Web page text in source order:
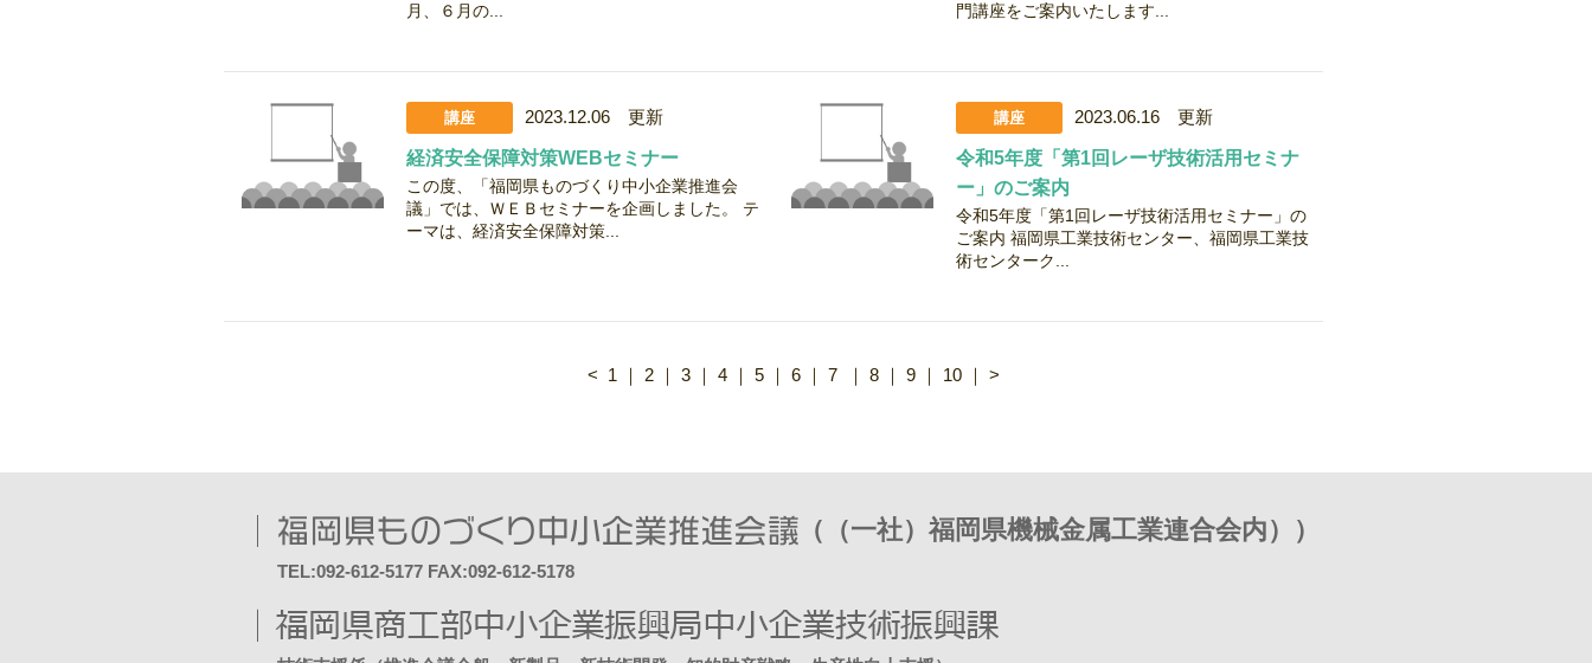
月、６月の...
門講座をご案内いたします...
講座 2023.12.06 更新
経済安全保障対策WEBセミナー
この度、「福岡県ものづくり中小企業推進会
議」では、ＷＥＢセミナーを企画しました。 テ
ーマは、経済安全保障対策...
講座 2023.06.16 更新
令和5年度「第1回レーザ技術活用セミナ
ー」のご案内
令和5年度「第1回レーザ技術活用セミナー」の
ご案内 福岡県工業技術センター、福岡県工業技
術センターク...
< 1 ｜ 2 ｜ 3 ｜ 4 ｜ 5 ｜ 6 ｜ 7 ｜ 8 ｜ 9 ｜ 10 ｜ >
（（一社）福岡県機械金属工業連合会内））
TEL:092-612-5177 FAX:092-612-5178